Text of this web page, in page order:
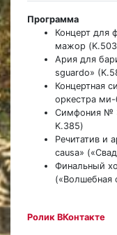
Программа
Концерт для
мажор
Ария для
sguardo»
Концертная
оркестра
Симфония №
K.385)
Речитатив и
causa»
Финальный
(«Волшебная
Ролик ВКонтакте